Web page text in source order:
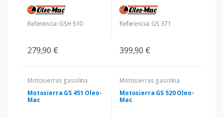
Referencia: GSH 510
279,90 €
Referencia: GS 371
399,90 €
Motosierras gasolina
Motosierra GS 451 Oleo-
Mac
Motosierras gasolina
Motosierra GS 520 Oleo-
Mac